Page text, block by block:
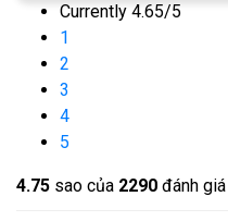
Currently 4.65/5
1
2
3
4
5
4.75 sao của 2290 đánh giá